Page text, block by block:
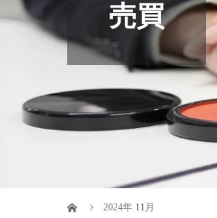
売買
2024年 11月